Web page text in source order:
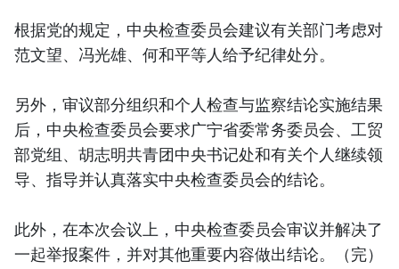
根据党的规定，中央检查委员会建议有关部门考虑对
范文望、冯光雄、何和平等人给予纪律处分。
另外，审议部分组织和个人检查与监察结论实施结果
后，中央检查委员会要求广宁省委常务委员会、工贸
部党组、胡志明共青团中央书记处和有关个人继续领
导、指导并认真落实中央检查委员会的结论。
此外，在本次会议上，中央检查委员会审议并解决了
一起举报案件，并对其他重要内容做出结论。（完）